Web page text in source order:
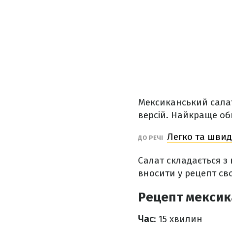
Мексиканський
версій. Найкраще
ДО РЕЧІ Легко та
Салат складається
вносити у рецепт
Рецепт
Час: 15 хвилин